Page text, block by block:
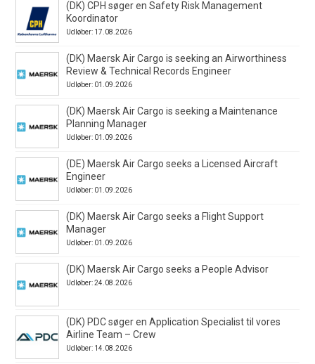
(DK) CPH søger en Safety Risk Management
Koordinator
Udløber: 17.08.2026
(DK) Maersk Air Cargo is seeking an Airworthiness
Review & Technical Records Engineer
Udløber: 01.09.2026
(DK) Maersk Air Cargo is seeking a Maintenance
Planning Manager
Udløber: 01.09.2026
(DE) Maersk Air Cargo seeks a Licensed Aircraft
Engineer
Udløber: 01.09.2026
(DK) Maersk Air Cargo seeks a Flight Support
Manager
Udløber: 01.09.2026
(DK) Maersk Air Cargo seeks a People Advisor
Udløber: 24.08.2026
(DK) PDC søger en Application Specialist til vores
Airline Team – Crew
Udløber: 14.08.2026